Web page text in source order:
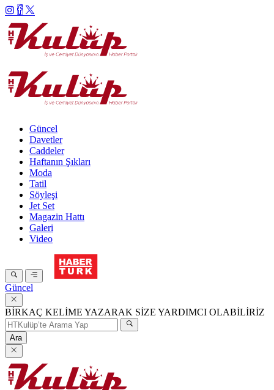
Güncel
Davetler
Caddeler
Haftanın Şıkları
Moda
Tatil
Söyleşi
Jet Set
Magazin Hattı
Galeri
Video
Güncel
BİRKAÇ KELİME YAZARAK SİZE YARDIMCI OLABİLİRİZ
Ara